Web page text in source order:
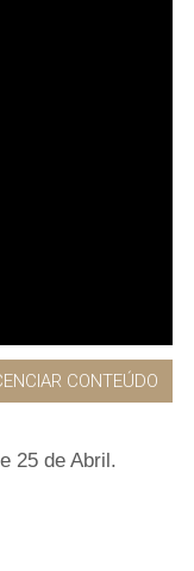
CONTEÚDO
25 de Abril.